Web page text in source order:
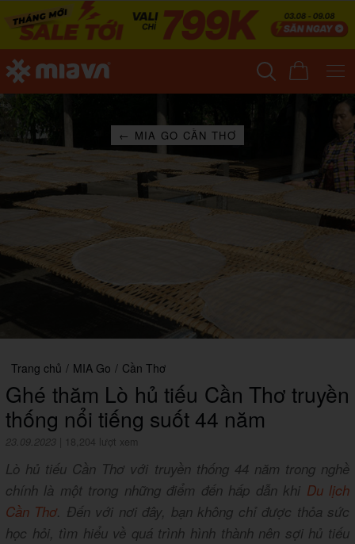
← MIA GO CẦN THƠ
Trang chủ / MIA Go / Cần Thơ
Ghé thăm Lò hủ tiếu Cần Thơ truyền
thống nổi tiếng suốt 44 năm
23.09.2023 18,204 lượt xem
Lò hủ tiếu Cần Thơ với truyền thống 44 năm trong nghề
chính là một trong những điểm đến hấp dẫn khi Du lịch
Cần Thơ. Đến với nơi đây, bạn không chỉ được thỏa sức
học hỏi, tìm hiểu về quá trình hình thành nên sợi hủ tiếu